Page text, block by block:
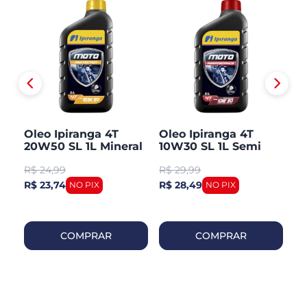
Oleo Ipiranga 4T
20W50 SL 1L Mineral
R$ 24,99
R$ 23,74
COMPRAR
Oleo Ipiranga 4T
10W30 SL 1L Semi
R$ 29,99
R$ 28,49
COMPRAR